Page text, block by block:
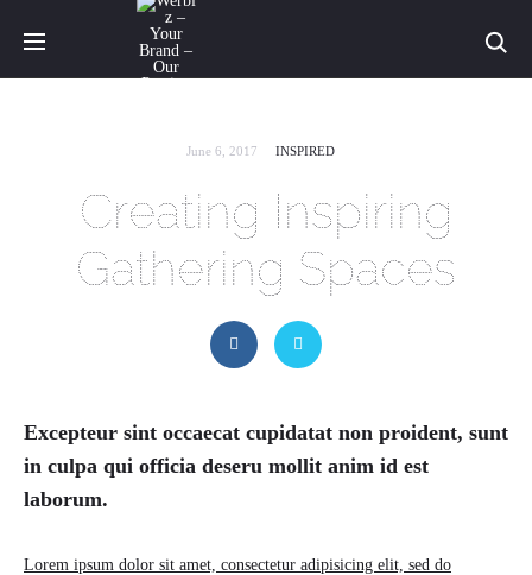
June 6, 2017 INSPIRED
Creating Inspiring
Gathering Spaces
Excepteur sint occaecat cupidatat non proident, sunt
in culpa qui officia deseru mollit anim id est
laborum.
Lorem ipsum dolor sit amet, consectetur adipisicing elit, sed do